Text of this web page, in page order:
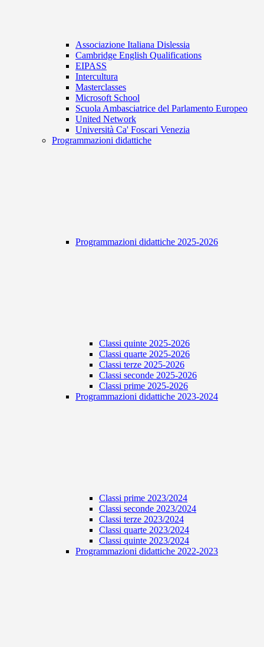
Associazione Italiana Dislessia
Cambridge English Qualifications
EIPASS
Intercultura
Masterclasses
Microsoft School
Scuola Ambasciatrice del Parlamento Europeo
United Network
Università Ca' Foscari Venezia
Programmazioni didattiche
Programmazioni didattiche 2025-2026
Classi quinte 2025-2026
Classi quarte 2025-2026
Classi terze 2025-2026
Classi seconde 2025-2026
Classi prime 2025-2026
Programmazioni didattiche 2023-2024
Classi prime 2023/2024
Classi seconde 2023/2024
Classi terze 2023/2024
Classi quarte 2023/2024
Classi quinte 2023/2024
Programmazioni didattiche 2022-2023